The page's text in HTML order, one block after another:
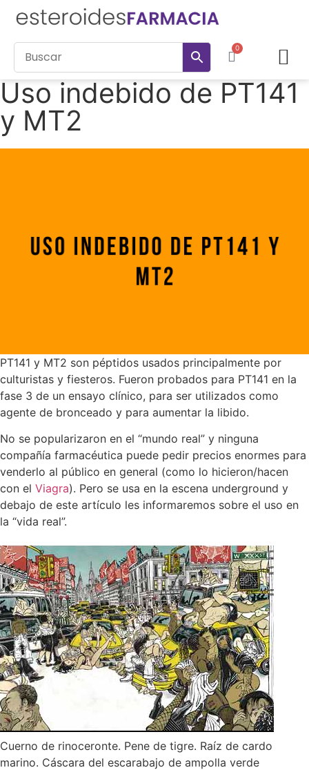
0
Uso indebido de PT141
y MT2
PT141 y MT2 son péptidos usados principalmente por
culturistas y fiesteros. Fueron probados para PT141 en la
fase 3 de un ensayo clínico, para ser utilizados como
agente de bronceado y para aumentar la libido.
No se popularizaron en el “mundo real” y ninguna
compañía farmacéutica puede pedir precios enormes para
venderlo al público en general (como lo hicieron/hacen
con el Viagra). Pero se usa en la escena underground y
debajo de este artículo les informaremos sobre el uso en
la “vida real”.
Cuerno de rinoceronte. Pene de tigre. Raíz de cardo
marino. Cáscara del escarabajo de ampolla verde